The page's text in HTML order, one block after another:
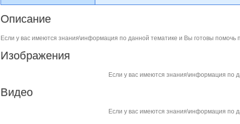
Описание
Если у вас имеются знания\информация по данной тематике и Вы готовы помочь
Изображения
Если у вас имеются знания\информация по
Видео
Если у вас имеются знания\информация по